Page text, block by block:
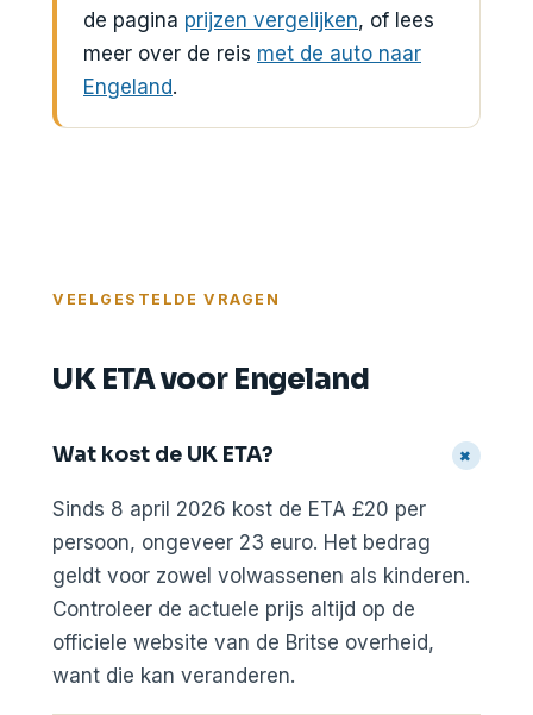
de pagina prijzen vergelijken, of lees
meer over de reis met de auto naar
Engeland.
VEELGESTELDE VRAGEN
UK ETA voor Engeland
Wat kost de UK ETA? +
Sinds 8 april 2026 kost de ETA £20 per
persoon, ongeveer 23 euro. Het bedrag
geldt voor zowel volwassenen als kinderen.
Controleer de actuele prijs altijd op de
officiele website van de Britse overheid,
want die kan veranderen.